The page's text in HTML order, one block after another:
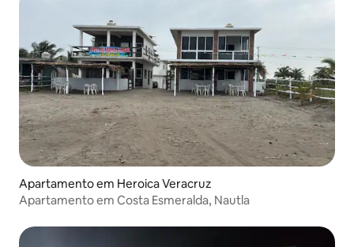
Apartamento em Heroica Veracruz
Apartamento em Costa Esmeralda, Nautla